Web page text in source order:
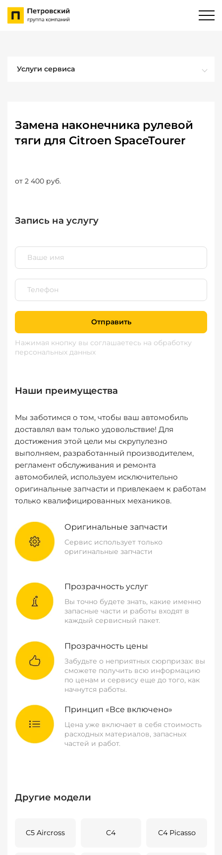
Услуги сервиса
Замена наконечника рулевой
тяги для Citroen SpaceTourer
от 2 400 руб.
Запись на услугу
Отправить
Нажимая кнопку вы соглашаетесь на обработку
персональных данных
Наши преимущества
Мы заботимся о том, чтобы ваш автомобиль
доставлял вам только удовольствие! Для
достижения этой цели мы скрупулезно
выполняем, разработанный производителем,
регламент обслуживания и ремонта
автомобилей, используем исключительно
оригинальные запчасти и привлекаем к работам
только квалифицированных механиков.
Оригинальные запчасти
Сервис использует только
оригинальные запчасти
Прозрачность услуг
Вы точно будете знать, какие именно
запасные части и работы входят в
каждый сервисный пакет.
Прозрачность цены
Забудьте о неприятных сюрпризах: вы
сможете получить всю информацию
по ценам и сервису еще до того, как
начнутся работы.
Принцип «Все включено»
Цена уже включает в себя стоимость
расходных материалов, запасных
частей и работ.
Другие модели
C5 Aircross C4 C4 Picasso